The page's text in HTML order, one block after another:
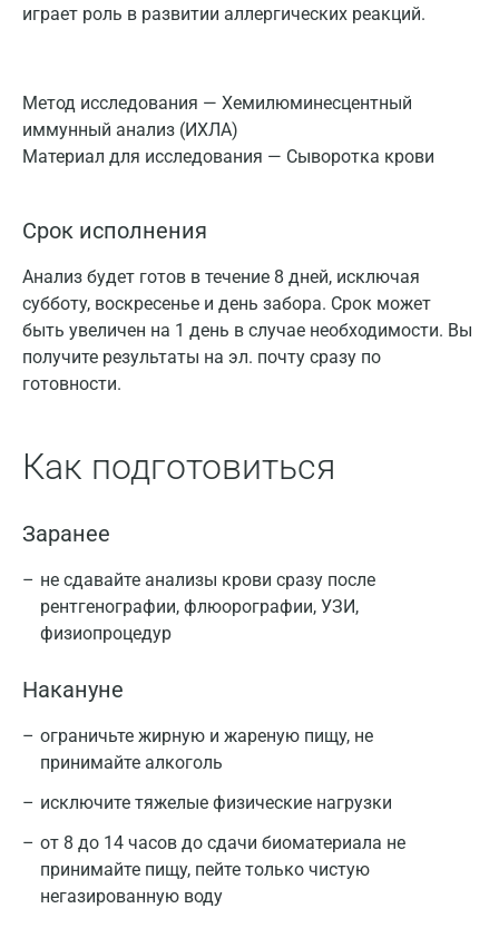
играет роль в развитии аллергических реакций.
Метод исследования — Xемилюминесцентный
иммунный анализ (ИХЛА)
Материал для исследования — Сыворотка крови
Срок исполнения
Анализ будет готов в течение 8 дней, исключая
субботу, воскресенье и день забора. Срок может
быть увеличен на 1 день в случае необходимости. Вы
получите результаты на эл. почту сразу по
готовности.
Как подготовиться
Заранее
не сдавайте анализы крови сразу после
рентгенографии, флюорографии, УЗИ,
физиопроцедур
Накануне
ограничьте жирную и жареную пищу, не
принимайте алкоголь
исключите тяжелые физические нагрузки
от 8 до 14 часов до сдачи биоматериала не
принимайте пищу, пейте только чистую
негазированную воду